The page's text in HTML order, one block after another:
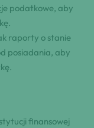
podatkowe, aby
raporty o stanie
posiadania, aby
finansowej